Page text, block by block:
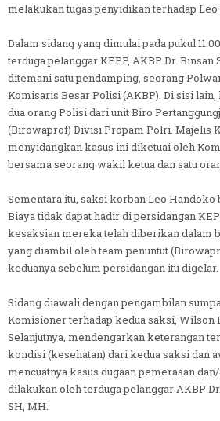
melakukan tugas penyidikan terhadap
Dalam sidang yang dimulai pada pukul
terduga pelanggar KEPP, AKBP Dr.
ditemani satu pendamping, seorang
Komisaris Besar Polisi (AKBP). Di sisi lain,
dua orang Polisi dari unit Biro
(Birowaprof) Divisi Propam Polri. Majelis
menyidangkan kasus ini diketuai oleh
bersama seorang wakil ketua dan satu
Sementara itu, saksi korban Leo
Biaya tidak dapat hadir di persidangan
kesaksian mereka telah diberikan dalam
yang diambil oleh team penuntut
keduanya sebelum persidangan itu digelar.
Sidang diawali dengan pengambilan
Komisioner terhadap kedua saksi, Wilson
Selanjutnya, mendengarkan keterangan
kondisi (kesehatan) dari kedua saksi dan
mencuatnya kasus dugaan pemerasan
dilakukan oleh terduga pelanggar AKBP
SH, MH.